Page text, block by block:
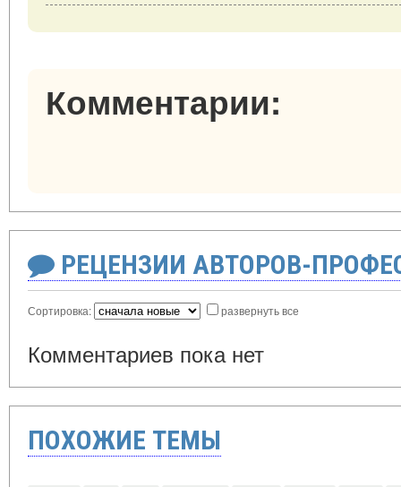
Комментарии:
РЕЦЕНЗИИ АВТОРОВ-
Сортировка: развернуть все
Комментариев пока нет
ПОХОЖИЕ ТЕМЫ